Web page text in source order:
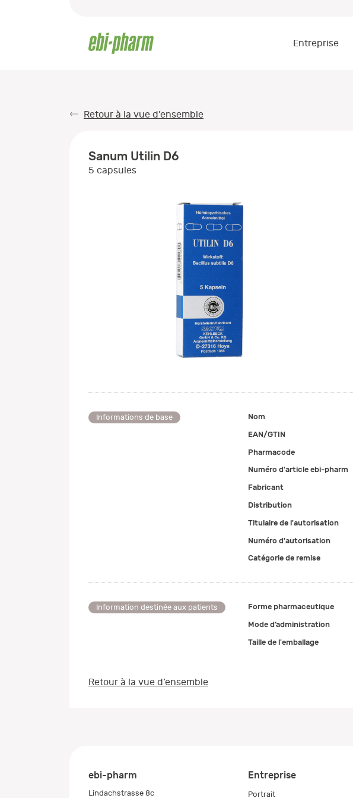
Entreprise
Retour à la vue d’ensemble
Sanum Utilin D6
5 capsules
Informations de base Nom
EAN/GTIN
Pharmacode
Numéro d'article ebi-pharm
Fabricant
Distribution
Titulaire de l'autorisation
Numéro d'autorisation
Catégorie de remise
Information destinée aux patients Forme pharmaceutique
Mode d’administration
Taille de l'emballage
Retour à la vue d’ensemble
ebi-pharm
Lindachstrasse 8c
Entreprise
Portrait